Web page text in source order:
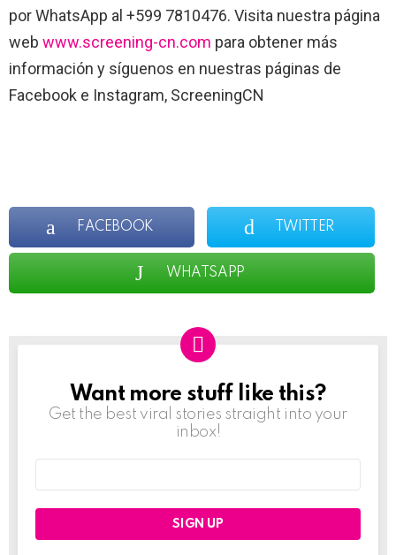
por WhatsApp al +599 7810476. Visita nuestra página
web www.screening-cn.com para obtener más
información y síguenos en nuestras páginas de
Facebook e Instagram, ScreeningCN
FACEBOOK TWITTER
WHATSAPP
NEWSLETTER
Want more stuff like this?
Get the best viral stories straight into your
inbox!